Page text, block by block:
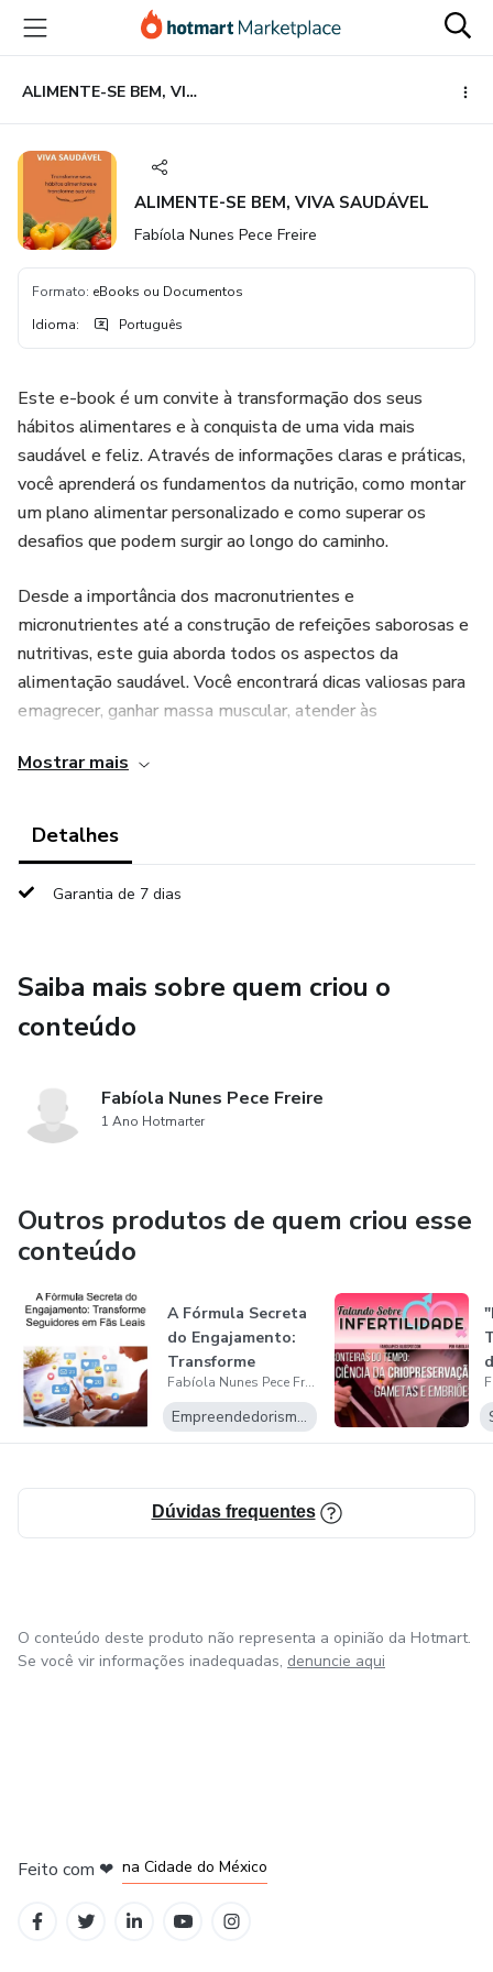
para
conteúdo
principal
para
pagamento
para
rodapé
ALIMENTE-SE BEM, VIVA SAUDÁVEL
ALIMENTE-SE BEM, VIVA SAUDÁVEL
Fabíola Nunes Pece Freire
Formato: eBooks ou Documentos
Idioma: Português
Este e-book é um convite à transformação dos seus
hábitos alimentares e à conquista de uma vida mais
saudável e feliz. Através de informações claras e práticas,
você aprenderá os fundamentos da nutrição, como montar
um plano alimentar personalizado e como superar os
desafios que podem surgir ao longo do caminho.
Desde a importância dos macronutrientes e
micronutrientes até a construção de refeições saborosas e
nutritivas, este guia aborda todos os aspectos da
alimentação saudável. Você encontrará dicas valiosas para
emagrecer, ganhar massa muscular, atender às
idosos, e muito mais.
Mostrar mais
Detalhes
Garantia de 7 dias
Saiba mais sobre quem criou o
conteúdo
Fabíola Nunes Pece Freire
1 Ano Hotmarter
Outros produtos de quem criou esse
conteúdo
A Fórmula Secreta
do Engajamento:
Transforme
Seguidores em F...Fabíola Nunes Pece Freire
Empreendedorismo Digital
Dúvidas frequentes
O conteúdo deste produto não representa a opinião da Hotmart.
Se você vir informações inadequadas, denuncie aqui
Feito com ❤ na Cidade do México